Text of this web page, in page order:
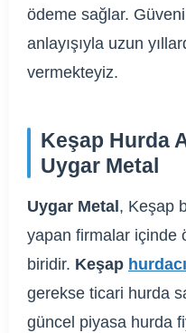
ödeme sağlar.
anlayışıyla uzun
vermekteyiz.
Keşap Hurda
Uygar Metal
Uygar Metal , Keşap
yapan firmalar içinde
biridir. Keşap hurdacı
gerekse ticari hurda
güncel piyasa hurda